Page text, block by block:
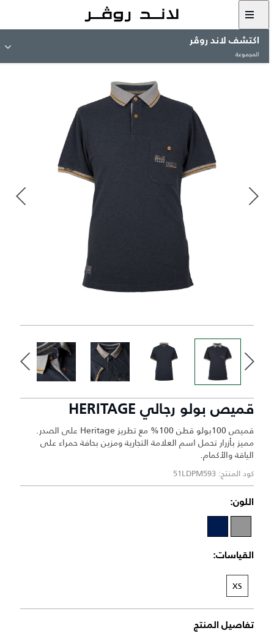
اكتشف لاند روڤر
المجموعة
قميص بولو رجالي HERITAGE
قميص 100بولو قطن 100% مع تطريز Heritage على الصدر.
مميز بأزرار تحمل اسم العلامة التجارية ومزين بحافة حمراء على
الياقة والأكمام.
كود المنتج: 51LDPM593
اللون:
القياسات:
XS
تفاصيل المنتج